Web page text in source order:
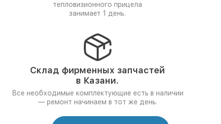
тепловизионного прицела
занимает 1 день.
Склад фирменных запчастей
в Казани.
Все необходимые комплектующие есть в наличии
— ремонт начинаем в тот же день.